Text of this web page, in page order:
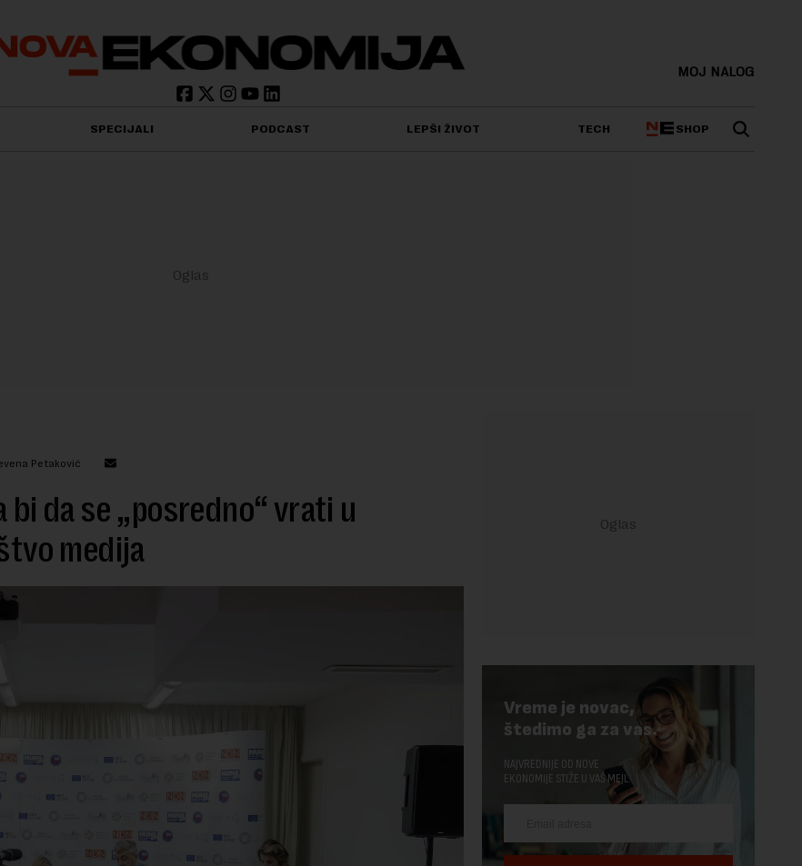
MOJ NALOG
SPECIJALI PODCAST LEPŠI ŽIVOT TECH SHOP
Petaković
bi da se „posredno“ vrati u
medija
Vreme je novac,
štedimo ga za vas.
NAJVREDNIJE OD NOVE
EKONOMIJE STIŽE U VAŠ MEJL.